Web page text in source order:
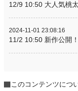
12/9 10:50 大人気桃
2024-11-01 23:08:16
11/2 10:50 新作公開
このコンテンツにつ